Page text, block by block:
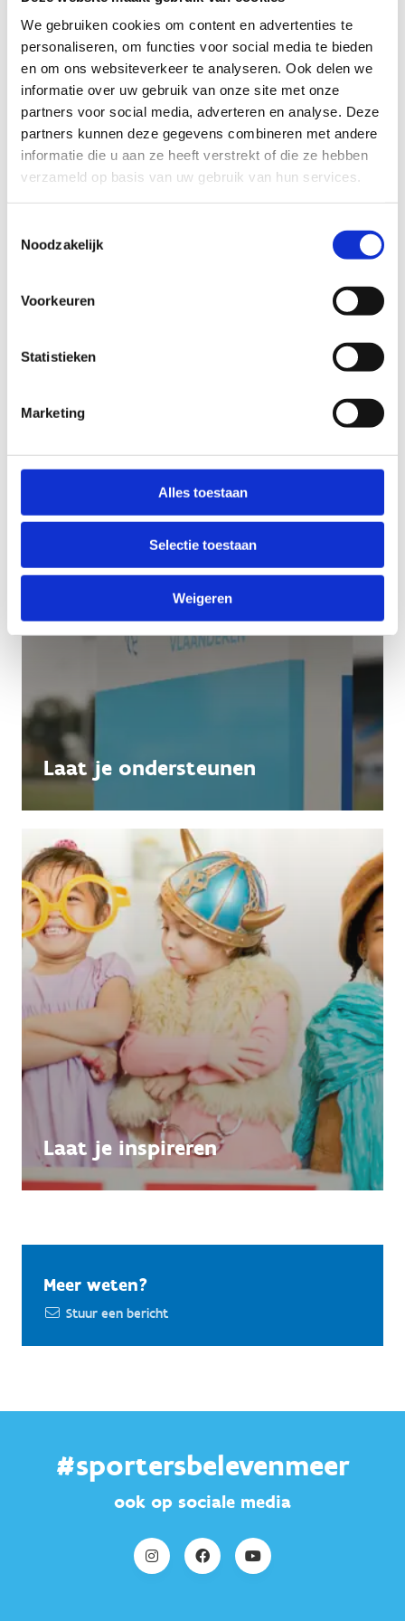
We gebruiken cookies om content en advertenties te
personaliseren, om functies voor social media te bieden
en om ons websiteverkeer te analyseren. Ook delen we
informatie over uw gebruik van onze site met onze
partners voor social media, adverteren en analyse. Deze
partners kunnen deze gegevens combineren met andere
informatie die u aan ze heeft verstrekt of die ze hebben
verzameld op basis van uw gebruik van hun services.
Noodzakelijk
Voorkeuren
Statistieken
Marketing
Alles toestaan
Selectie toestaan
Weigeren
Begeleiding en inspiratie
Laat je ondersteunen
Laat je inspireren
Meer weten?
Stuur een bericht
#sportersbelevenmeer
ook op sociale media